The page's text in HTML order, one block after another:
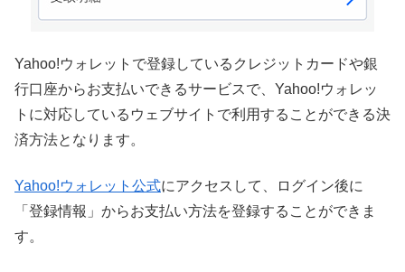
Yahoo!ウォレットで登録しているクレジットカードや銀
行口座からお支払いできるサービスで、Yahoo!ウォレッ
トに対応しているウェブサイトで利用することができる決
済方法となります。
Yahoo!ウォレット公式にアクセスして、ログイン後に
「登録情報」からお支払い方法を登録することができま
す。